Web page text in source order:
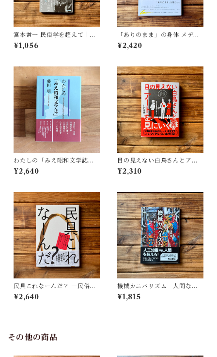
宮本常一 民俗学を超えて｜木
村 哲也
¥1,056
「ありのまま」の身体 メディ
アが描く私の見た目 | 藤嶋 陽
子(著)
¥2,420
わたしの「みえ昭和文学誌」 |
藤田 明
¥2,640
目の見えない白鳥さんとアー
トを見にいく | 川内 有緒
¥2,310
民具これなーんだ？ ―民俗学
者・宮本常一が美術大学に遺
した民具コレクション | 加藤幸
¥2,640
機械カニバリズム 人間なき
あとの人類学へ｜久保 明教
¥1,815
その他の商品